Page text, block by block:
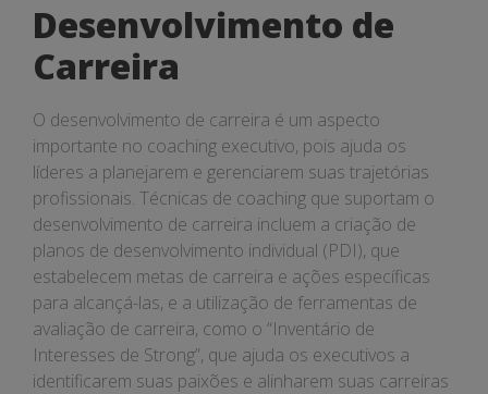
Desenvolvimento de
Carreira
O desenvolvimento de carreira é um aspecto
importante no coaching executivo, pois ajuda os
líderes a planejarem e gerenciarem suas trajetórias
profissionais. Técnicas de coaching que suportam o
desenvolvimento de carreira incluem a criação de
planos de desenvolvimento individual (PDI), que
estabelecem metas de carreira e ações específicas
para alcançá-las, e a utilização de ferramentas de
avaliação de carreira, como o “Inventário de
Interesses de Strong”, que ajuda os executivos a
identificarem suas paixões e alinharem suas carreiras